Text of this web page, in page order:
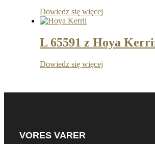
Dowiedz się więcej
L 65591 z Hoya
Dowiedz się więcej
VORES VARER